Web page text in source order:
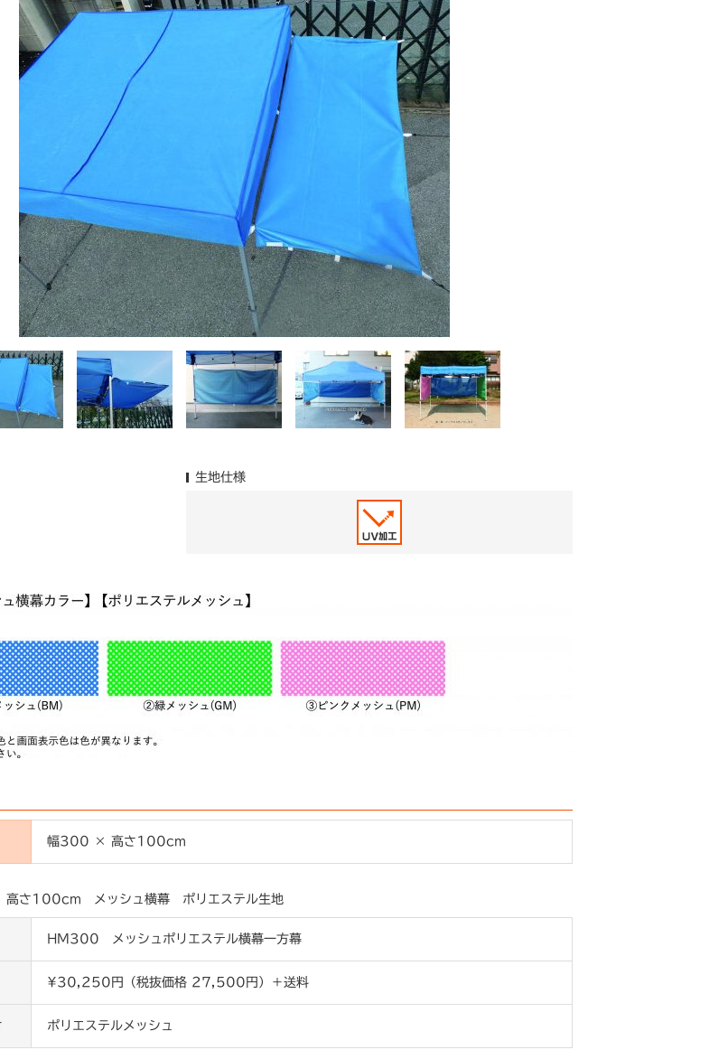
生地仕様
幅300 × 高さ100cm
さ100cm メッシュ横幕 ポリエステル生地
HM300 メッシュポリエステル横幕一方幕
¥30,250円（税抜価格 27,500円）＋送料
ポリエステルメッシュ